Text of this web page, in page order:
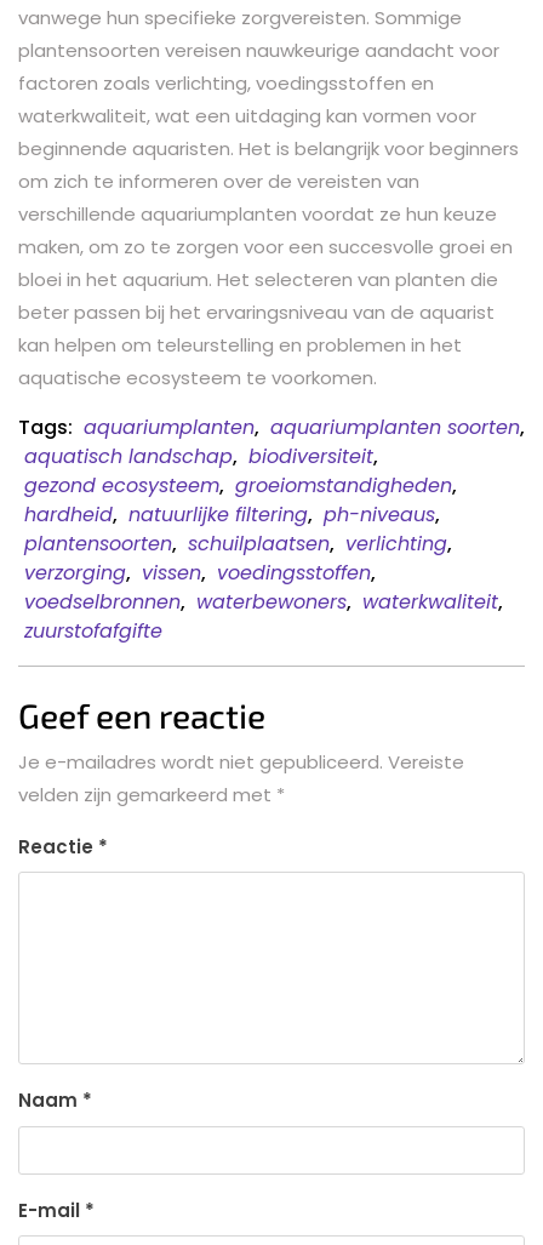
vanwege hun specifieke zorgvereisten. Sommige
plantensoorten vereisen nauwkeurige aandacht voor
factoren zoals verlichting, voedingsstoffen en
waterkwaliteit, wat een uitdaging kan vormen voor
beginnende aquaristen. Het is belangrijk voor beginners
om zich te informeren over de vereisten van
verschillende aquariumplanten voordat ze hun keuze
maken, om zo te zorgen voor een succesvolle groei en
bloei in het aquarium. Het selecteren van planten die
beter passen bij het ervaringsniveau van de aquarist
kan helpen om teleurstelling en problemen in het
aquatische ecosysteem te voorkomen.
Tags: aquariumplanten, aquariumplanten soorten,
aquatisch landschap, biodiversiteit,
gezond ecosysteem, groeiomstandigheden,
hardheid, natuurlijke filtering, ph-niveaus,
plantensoorten, schuilplaatsen, verlichting,
verzorging, vissen, voedingsstoffen,
voedselbronnen, waterbewoners, waterkwaliteit,
zuurstofafgifte
Geef een reactie
Je e-mailadres wordt niet gepubliceerd. Vereiste
velden zijn gemarkeerd met *
Reactie *
Naam *
E-mail *